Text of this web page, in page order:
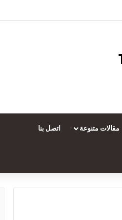
مقالات متنوعة اتصل بنا